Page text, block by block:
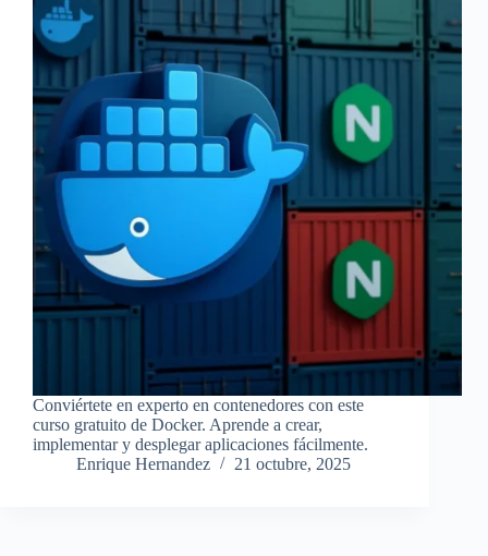
Conviértete en experto en contenedores con este
curso gratuito de Docker. Aprende a crear,
implementar y desplegar aplicaciones fácilmente.
Enrique Hernandez
21 octubre, 2025